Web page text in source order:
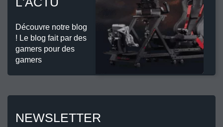
Découvre notre blog
! Le blog fait par des
gamers pour des
gamers
NEWSLETTER